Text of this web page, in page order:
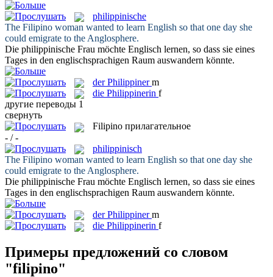
philippinische
The Filipino woman wanted to learn English so that one day she
could emigrate to the Anglosphere.
Die philippinische Frau möchte Englisch lernen, so dass sie eines
Tages in den englischsprachigen Raum auswandern könnte.
derPhilippiner m
die Philippinerin f
другие переводы 1
свернуть
Filipino прилагательное
- / -
philippinisch
The Filipino woman wanted to learn English so that one day she
could emigrate to the Anglosphere.
Die philippinische Frau möchte Englisch lernen, so dass sie eines
Tages in den englischsprachigen Raum auswandern könnte.
derPhilippiner m
die Philippinerin f
Примеры предложений со словом
"filipino"